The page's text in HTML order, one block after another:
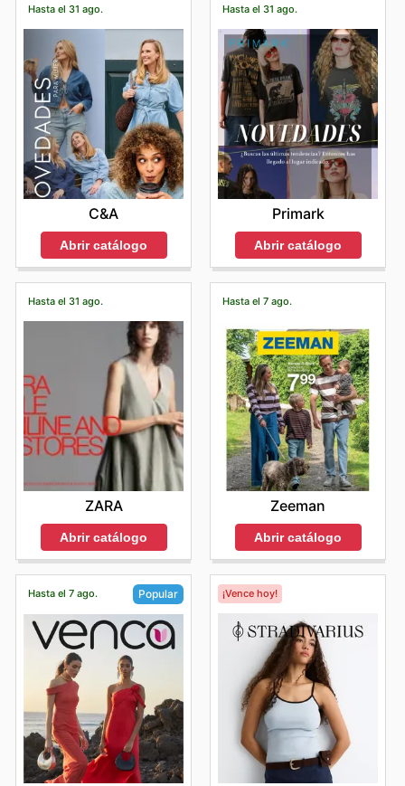
Hasta el 31 ago.
C&A
Abrir catálogo
Hasta el 31 ago.
Primark
Abrir catálogo
Hasta el 31 ago.
ZARA
Abrir catálogo
Hasta el 7 ago.
Zeeman
Abrir catálogo
Hasta el 7 ago. Popular ¡Vence hoy!